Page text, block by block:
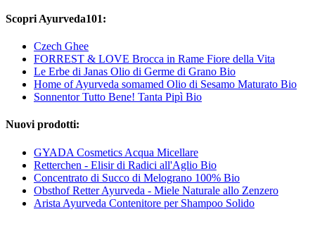
Scopri Ayurveda101:
Czech Ghee
FORREST & LOVE Brocca in Rame Fiore della Vita
Le Erbe di Janas Olio di Germe di Grano Bio
Home of Ayurveda somamed Olio di Sesamo Maturato Bio
Sonnentor Tutto Bene! Tanta Pipì Bio
Nuovi prodotti:
GYADA Cosmetics Acqua Micellare
Retterchen - Elisir di Radici all'Aglio Bio
Concentrato di Succo di Melograno 100% Bio
Obsthof Retter Ayurveda - Miele Naturale allo Zenzero
Arista Ayurveda Contenitore per Shampoo Solido